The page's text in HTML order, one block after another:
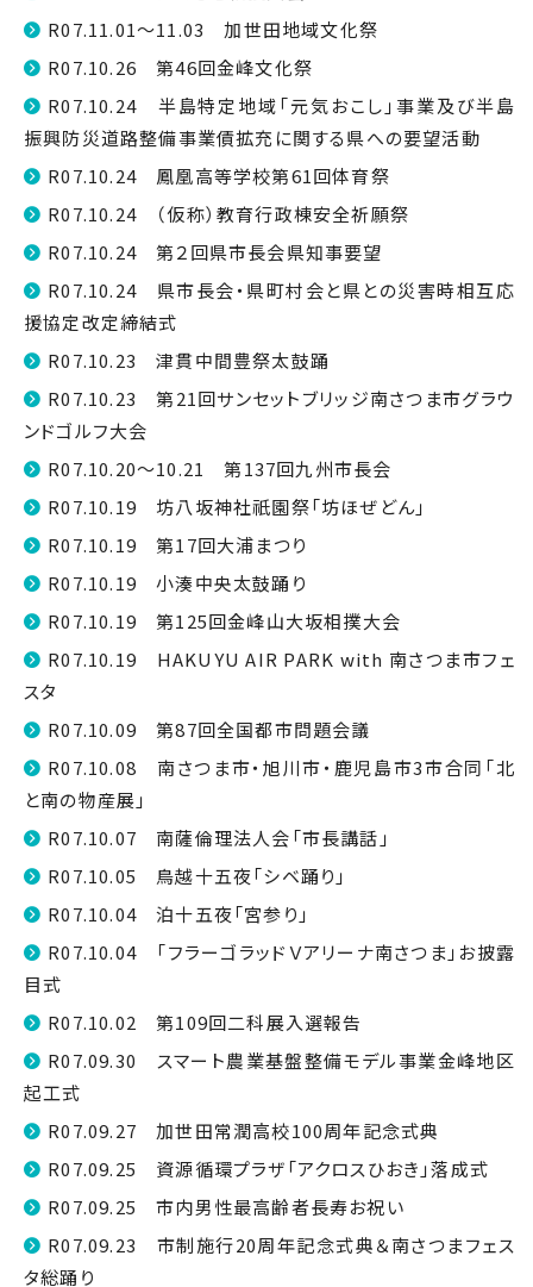
R07.11.01～11.03 加世田地域文化祭
R07.10.26 第46回金峰文化祭
R07.10.24 半島特定地域「元気おこし」事業及び半島
振興防災道路整備事業債拡充に関する県への要望活動
R07.10.24 鳳凰高等学校第61回体育祭
R07.10.24 （仮称）教育行政棟安全祈願祭
R07.10.24 第２回県市長会県知事要望
R07.10.24 県市長会・県町村会と県との災害時相互応
援協定改定締結式
R07.10.23 津貫中間豊祭太鼓踊
R07.10.23 第21回サンセットブリッジ南さつま市グラウ
ンドゴルフ大会
R07.10.20～10.21 第137回九州市長会
R07.10.19 坊八坂神社祇園祭「坊ほぜどん」
R07.10.19 第17回大浦まつり
R07.10.19 小湊中央太鼓踊り
R07.10.19 第125回金峰山大坂相撲大会
R07.10.19 HAKUYU AIR PARK with 南さつま市フェ
スタ
R07.10.09 第87回全国都市問題会議
R07.10.08 南さつま市・旭川市・鹿児島市3市合同「北
と南の物産展」
R07.10.07 南薩倫理法人会「市長講話」
R07.10.05 鳥越十五夜「シベ踊り」
R07.10.04 泊十五夜「宮参り」
R07.10.04 「フラーゴラッドＶアリーナ南さつま」お披露
目式
R07.10.02 第109回二科展入選報告
R07.09.30 スマート農業基盤整備モデル事業金峰地区
起工式
R07.09.27 加世田常潤高校100周年記念式典
R07.09.25 資源循環プラザ「アクロスひおき」落成式
R07.09.25 市内男性最高齢者長寿お祝い
R07.09.23 市制施行20周年記念式典＆南さつまフェス
タ総踊り